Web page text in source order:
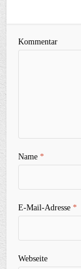
Kommentar
Name*
E-Mail-Adresse*
Webseite